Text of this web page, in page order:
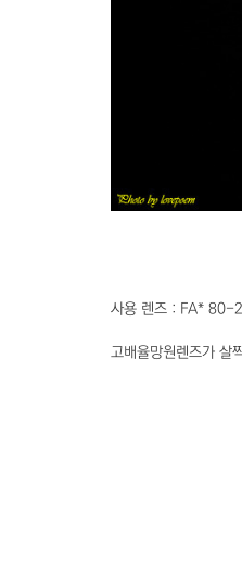
사용 렌즈 : FA* 80-
고배율망원렌즈가 살